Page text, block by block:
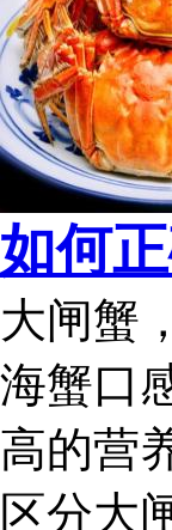
如何
大闸蟹
海蟹口
高的营
区分大